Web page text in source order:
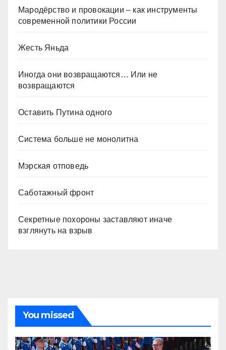
Мародёрство и провокации – как инструменты
современной политики России
Жесть Яньда
Иногда они возвращаются… Или не
возвращаются
Оставить Путина одного
Система больше не монолитна
Мэрская отповедь
Саботажный фронт
Секретные похороны заставляют иначе
взглянуть на взрыв
You missed